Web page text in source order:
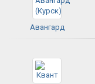
Авангард